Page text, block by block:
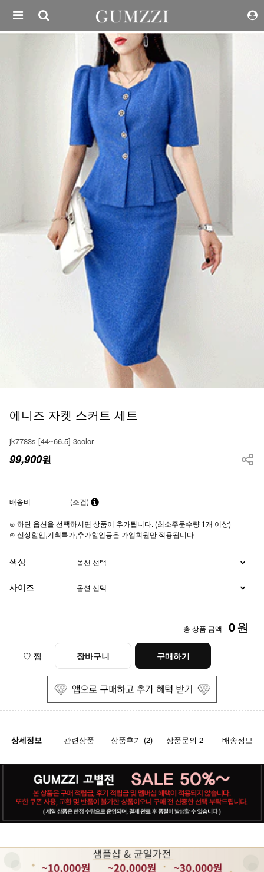
에니즈 자켓 스커트 세트
jk7783s [44~66.5] 3color
99,900원
배송비 (조건)
⊙ 하단 옵션을 선택하시면 상품이 추가됩니다. (최소주문수량 1개 이상)
⊙ 신상할인,기획특가,추가할인등은 가입회원만 적용됩니다
색상
사이즈
총 상품 금액 0원
♡ 찜 장바구니 구매하기
상세정보 관련상품 상품후기 (2) 상품문의 2 배송정보